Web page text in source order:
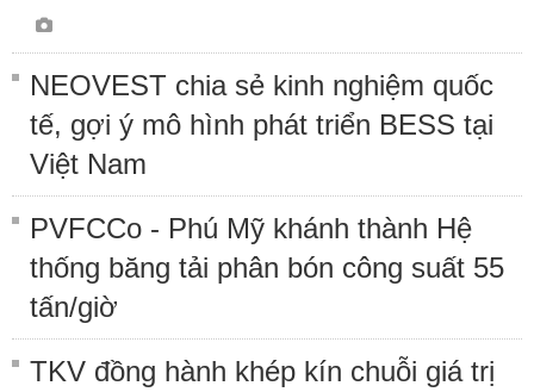
NEOVEST chia sẻ kinh nghiệm quốc
tế, gợi ý mô hình phát triển BESS tại
Việt Nam
PVFCCo - Phú Mỹ khánh thành Hệ
thống băng tải phân bón công suất 55
tấn/giờ
TKV đồng hành khép kín chuỗi giá trị